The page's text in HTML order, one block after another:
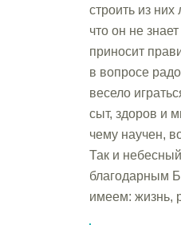
строить из
что он не
приносит
в вопросе
весело
сыт, здоров и
чему научен,
Так и
благодарным
имеем: жизнь,